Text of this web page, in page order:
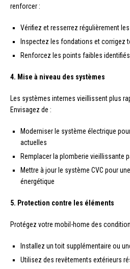
renforcer :
Vérifiez et resserrez régulièrement
Inspectez les fondations et corrigez
Renforcez les points faibles
4. Mise à niveau des systèmes
Les systèmes internes vieillissent plus
Envisagez de :
Moderniser le système électrique
actuelles
Remplacer la plomberie vieillissante
Mettre à jour le système CVC pour
énergétique
5. Protection contre les éléments
Protégez votre mobil-home des
Installez un toit supplémentaire ou
Utilisez des revêtements extérieurs